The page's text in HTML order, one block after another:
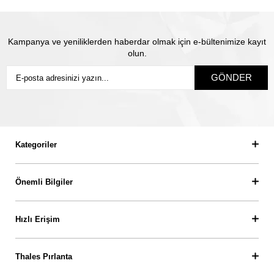
Kampanya ve yeniliklerden haberdar olmak için e-bültenimize kayıt
olun.
GÖNDER
Kategoriler
Önemli Bilgiler
Hızlı Erişim
Thales Pırlanta